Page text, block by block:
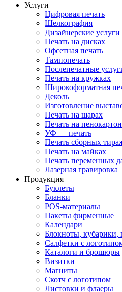
Услуги
Цифровая печать
Шелкография
Дизайнерские услуги
Печать на дисках
Офсетная печать
Тампопечать
Послепечатные
Печать на кружках
Широкоформатная
Деколь
Изготовление
Печать на шарах
Печать на
УФ — печать
Печать сборных
Печать на майках
Печать переменных
Лазерная гравировка
Продукция
Буклеты
Бланки
POS-материалы
Пакеты фирменные
Календари
Блокноты, кубарики,
Салфетки с
Каталоги и брошюры
Визитки
Магниты
Скотч с логотипом
Листовки и флаеры